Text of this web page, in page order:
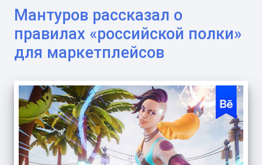
Мантуров рассказал о
правилах «российской полки»
для маркетплейсов